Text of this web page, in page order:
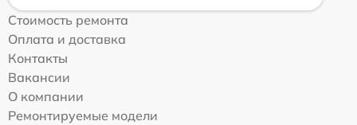
Стоимость ремонта
Оплата и доставка
Контакты
Вакансии
О компании
Ремонтируемые модели